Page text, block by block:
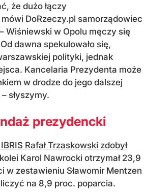
że dużo łączy
DoRzeczy.pl samorządowiec
Wiśniewski w Opolu męczy się
dawna spekulowało się,
polityki, jednak
Kancelaria Prezydenta może
w drodze do jego dalszej
słyszymy.
prezydencki
Rafał Trzaskowski zdobył
Karol Nawrocki otrzymał 23,9
w zestawieniu Sławomir Mentzen
na 8,9 proc. poparcia.